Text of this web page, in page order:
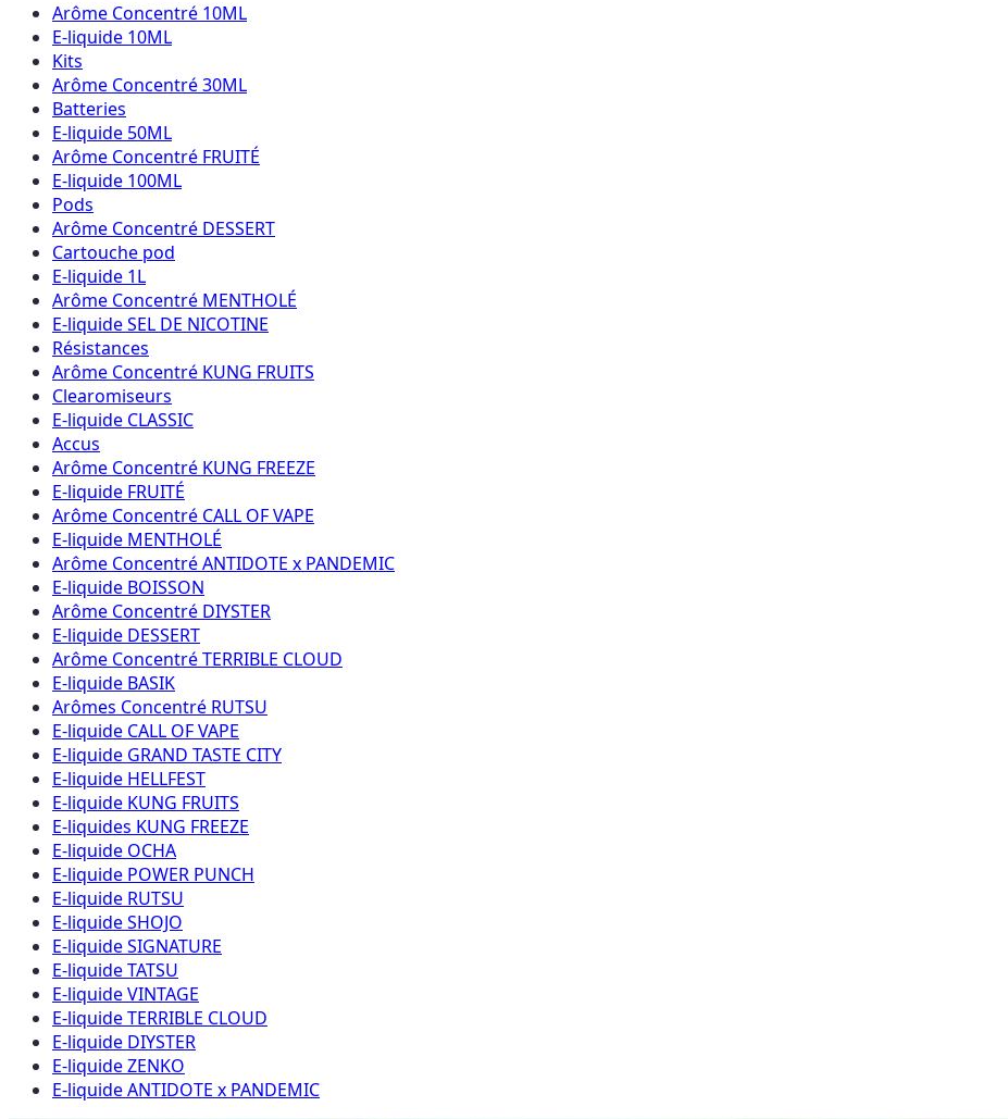
Arôme Concentré 10ML
E-liquide 10ML
Kits
Arôme Concentré 30ML
Batteries
E-liquide 50ML
Arôme Concentré FRUITÉ
E-liquide 100ML
Pods
Arôme Concentré DESSERT
Cartouche pod
E-liquide 1L
Arôme Concentré MENTHOLÉ
E-liquide SEL DE NICOTINE
Résistances
Arôme Concentré KUNG FRUITS
Clearomiseurs
E-liquide CLASSIC
Accus
Arôme Concentré KUNG FREEZE
E-liquide FRUITÉ
Arôme Concentré CALL OF VAPE
E-liquide MENTHOLÉ
Arôme Concentré ANTIDOTE x PANDEMIC
E-liquide BOISSON
Arôme Concentré DIYSTER
E-liquide DESSERT
Arôme Concentré TERRIBLE CLOUD
E-liquide BASIK
Arômes Concentré RUTSU
E-liquide CALL OF VAPE
E-liquide GRAND TASTE CITY
E-liquide HELLFEST
E-liquide KUNG FRUITS
E-liquides KUNG FREEZE
E-liquide OCHA
E-liquide POWER PUNCH
E-liquide RUTSU
E-liquide SHOJO
E-liquide SIGNATURE
E-liquide TATSU
E-liquide VINTAGE
E-liquide TERRIBLE CLOUD
E-liquide DIYSTER
E-liquide ZENKO
E-liquide ANTIDOTE x PANDEMIC